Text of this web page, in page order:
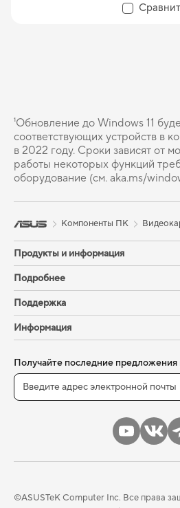
¹Обновление до Windows 11
соответствующих устройств в
в 2022 году. Сроки зависят от
работы некоторых функций
оборудование (см. aka.ms/
Компоненты ПК
Продукты и информация
Подробнее
Поддержка
Информация
Получайте последние предложения
©ASUSTeK Computer Inc. Все права